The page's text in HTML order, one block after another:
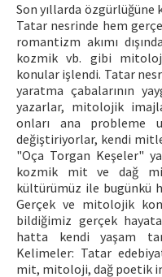
Son yıllarda özgürlüğüne
Tatar nesrinde hem
romantizm akımı
kozmik vb. gibi
konular işlendi. Tatar
yaratma çabalarının
yazarlar, mitolojik
onları ana probleme
değiştiriyorlar, kendi
"Oça Torgan Keşeler"
kozmik mit ve dağ
kültürümüz ile bugünkü
Gerçek ve mitolojik
bildiğimiz gerçek
hatta kendi yaşam
Kelimeler: Tatar
mit, mitoloji, dağ poetik